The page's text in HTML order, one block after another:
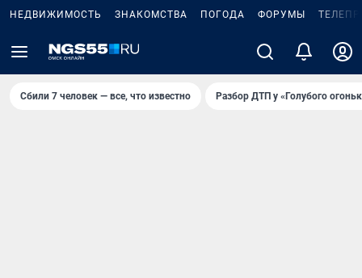
НЕДВИЖИМОСТЬ ЗНАКОМСТВА ПОГОДА ФОРУМЫ
Сбили 7 человек — все, что известно Разбор ДТП у «Голубого